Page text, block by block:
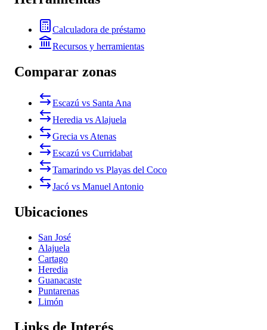
Calculadora de préstamo
Recursos y herramientas
Comparar zonas
Escazú vs Santa Ana
Heredia vs Alajuela
Grecia vs Atenas
Escazú vs Curridabat
Tamarindo vs Playas del Coco
Jacó vs Manuel Antonio
Ubicaciones
San José
Alajuela
Cartago
Heredia
Guanacaste
Puntarenas
Limón